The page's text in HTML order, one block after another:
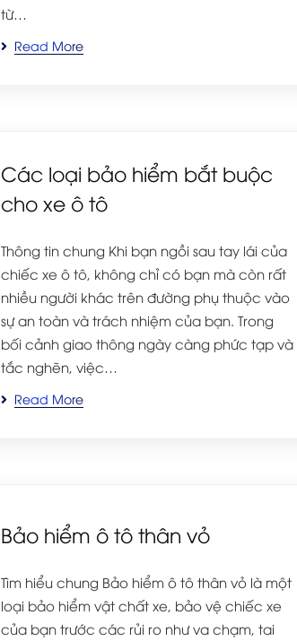
từ…
Read More
Các loại bảo hiểm bắt buộc
cho xe ô tô
Thông tin chung Khi bạn ngồi sau tay lái của
chiếc xe ô tô, không chỉ có bạn mà còn rất
nhiều người khác trên đường phụ thuộc vào
sự an toàn và trách nhiệm của bạn. Trong
bối cảnh giao thông ngày càng phức tạp và
tắc nghẽn, việc…
Read More
Bảo hiểm ô tô thân vỏ
Tìm hiểu chung Bảo hiểm ô tô thân vỏ là một
loại bảo hiểm vật chất xe, bảo vệ chiếc xe
của bạn trước các rủi ro như va chạm, tai